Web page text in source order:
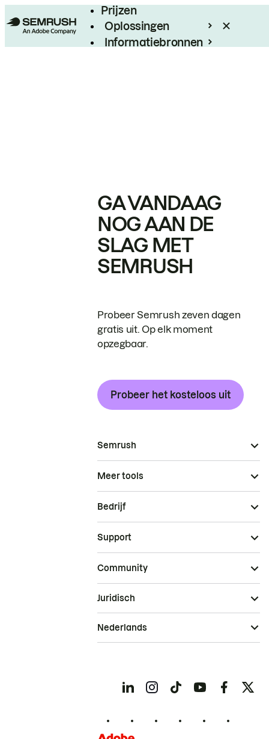
Prijzen
Oplossingen
Informatiebronnen
GA VANDAAG
NOG AAN DE
SLAG MET
SEMRUSH
Probeer Semrush zeven dagen
gratis uit. Op elk moment
opzegbaar.
Probeer het kosteloos uit
Semrush
Meer tools
Bedrijf
Support
Community
Juridisch
Nederlands